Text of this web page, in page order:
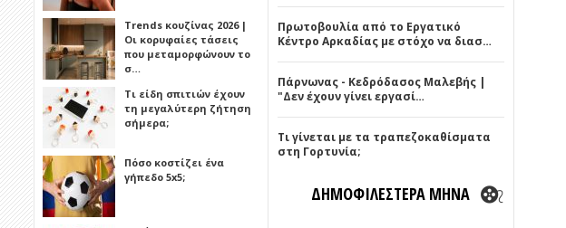
Trends κουζίνας 2026 |
Οι κορυφαίες τάσεις
που μεταμορφώνουν το
σ…
Τι είδη σπιτιών έχουν
τη μεγαλύτερη ζήτηση
σήμερα;
Πόσο κοστίζει ένα
γήπεδο 5x5;
Πρωτοβουλία από το Εργατικό
Κέντρο Αρκαδίας με στόχο να διασ…
Πάρνωνας - Κεδρόδασος Μαλεβής |
"Δεν έχουν γίνει εργασί…
Τι γίνεται με τα τραπεζοκαθίσματα
στη Γορτυνία;
ΔΗΜΟΦΙΛΕΣΤΕΡΑ ΜΗΝΑ